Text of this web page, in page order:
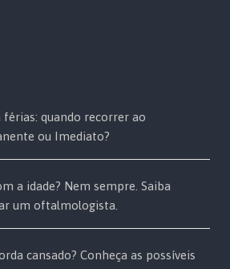
férias: quando recorrer ao
ou Imediato?
a idade? Nem sempre. Saiba
um oftalmologista.
cansado? Conheça as possíveis